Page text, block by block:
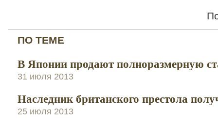
ПО ТЕМЕ
В Японии продают полноразмерную
31 июля 2013
Наследник британского престола
25 июля 2013